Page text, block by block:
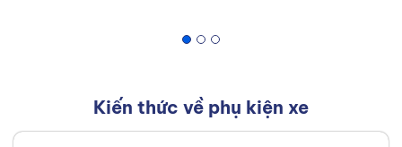
Kiến thức về phụ kiện xe